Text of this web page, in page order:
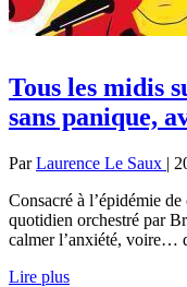
Tous les midis
sans panique,
ParLaurence Le Saux |
Consacré à l’épidémie
quotidien orchestré par
calmer l’anxiété, voire…
Lire plus